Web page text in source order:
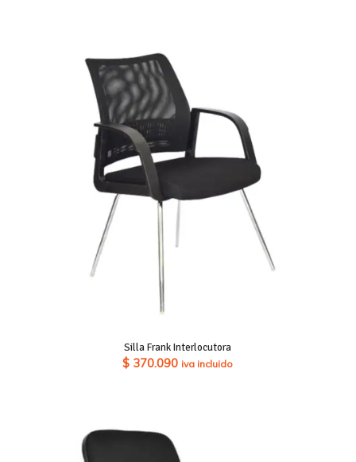
Silla Frank Interlocutora
$ 370.090 iva incluido